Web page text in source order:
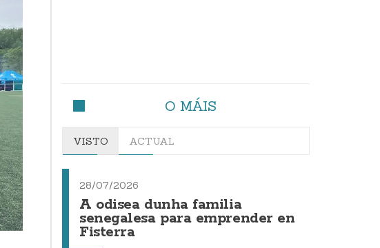
O MÁIS
VISTO ACTUAL
28/07/2026
A odisea dunha familia
senegalesa para emprender en
Fisterra